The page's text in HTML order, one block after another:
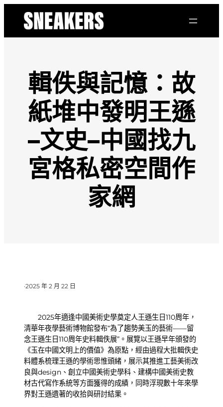
輯佚與記憶：故
紙堆中發明王遜
–文史–中國找九
宮格私密空間作
家網
·2025 年 2 月 22 日
2025年適逢中國美術史學奠定人王遜生日110周年，
清華年夜學藝術博物館發布“為了趨勢美玉的藝術——留
念王遜生日110周年史料輯佚展”。展覽以王遜早年頒發的
《玉在中國文明上的價值》為原點，經由過程大批輯佚史
料體系梳理王遜的學術思惟頭緒，展示其推進工藝美術改
良與design、創立中國美術史學科、建構中國美術史教
材古代寫作系統等方面獲得的成績，同時浮現數十年來學
界對王遜遺著的收拾與研討結果。